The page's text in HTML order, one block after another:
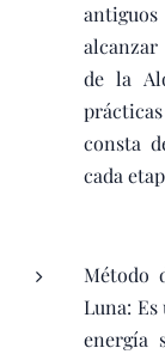
de la
consta
cada
Método
Luna:
energía